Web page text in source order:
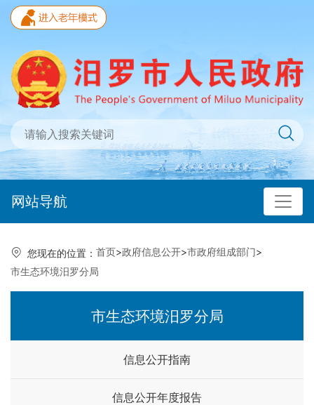
网站导航
您现在的位置： 首页>政府信息公开>市政府组成部门>
市生态环境汨罗分局
市生态环境汨罗分局
信息公开指南
信息公开年度报告